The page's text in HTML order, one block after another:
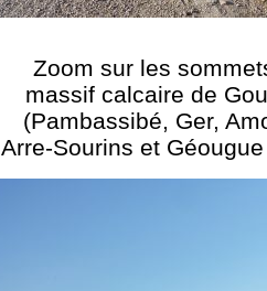
Zoom sur les
massif calcaire de
(Pambassibé, Ger,
Arre-Sourins et